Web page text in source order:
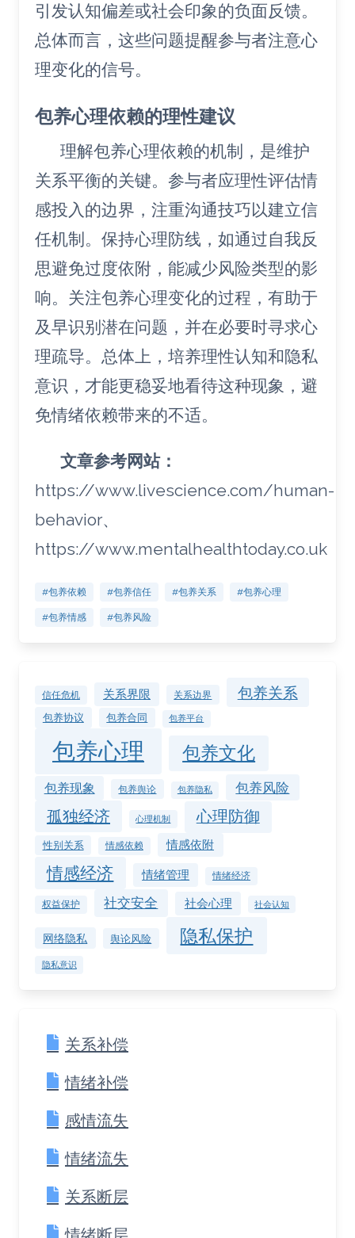
引发认知偏差或社会印象的负面反馈。
总体而言，这些问题提醒参与者注意心
理变化的信号。
包养心理依赖的理性建议
理解包养心理依赖的机制，是维护
关系平衡的关键。参与者应理性评估情
感投入的边界，注重沟通技巧以建立信
任机制。保持心理防线，如通过自我反
思避免过度依附，能减少风险类型的影
响。关注包养心理变化的过程，有助于
及早识别潜在问题，并在必要时寻求心
理疏导。总体上，培养理性认知和隐私
意识，才能更稳妥地看待这种现象，避
免情绪依赖带来的不适。
文章参考网站：
https://www.livescience.com/human-
behavior、
https://www.mentalhealthtoday.co.uk
#包养依赖 #包养信任 #包养关系 #包养心理
#包养情感 #包养风险
信任危机 关系界限 关系边界 包养关系
包养协议 包养合同 包养平台
包养心理 包养文化
包养现象 包养舆论 包养隐私 包养风险
孤独经济 心理机制 心理防御
性别关系 情感依赖 情感依附
情感经济 情绪管理 情绪经济
权益保护 社交安全 社会心理 社会认知
网络隐私 舆论风险 隐私保护
隐私意识
关系补偿
情绪补偿
感情流失
情绪流失
关系断层